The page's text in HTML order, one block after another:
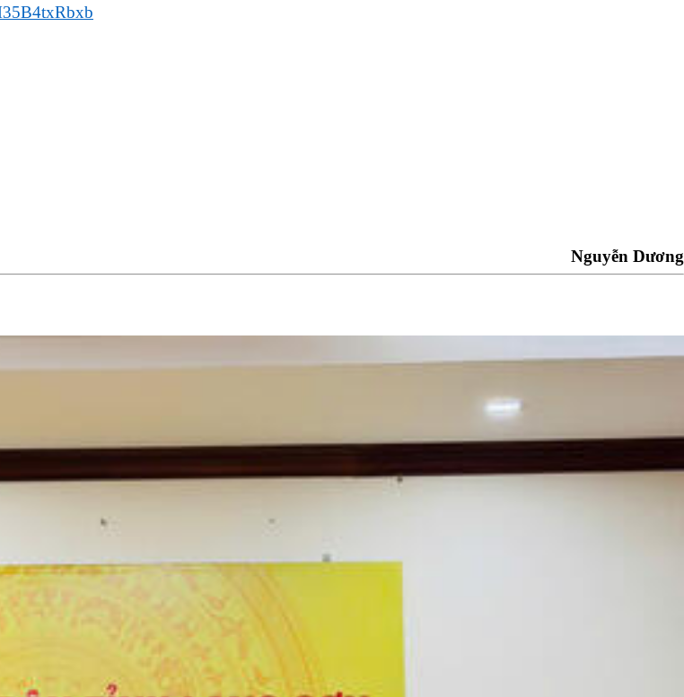
Nguyễn Dương